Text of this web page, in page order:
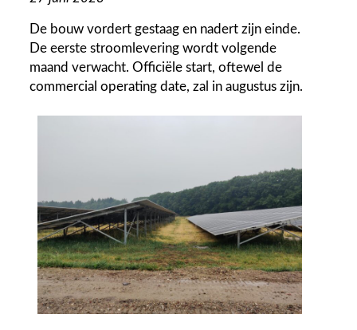
De bouw vordert gestaag en nadert zijn einde.
De eerste stroomlevering wordt volgende
maand verwacht. Officiële start, oftewel de
commercial operating date, zal in augustus zijn.